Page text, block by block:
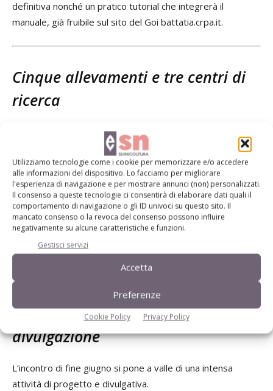
Utilizziamo tecnologie come i cookie per memorizzare e/o accedere
alle informazioni del dispositivo. Lo facciamo per migliorare
l'esperienza di navigazione e per mostrare annunci (non) personalizzati.
Il consenso a queste tecnologie ci consentirà di elaborare dati quali il
comportamento di navigazione o gli ID univoci su questo sito. Il
mancato consenso o la revoca del consenso possono influire
negativamente su alcune caratteristiche e funzioni.
Gestisci servizi
Accetta
Preferenze
Cookie Policy Privacy Policy
definitiva nonché un pratico tutorial che integrerà il
manuale, già fruibile sul sito del Goi battatia.crpa.it.
Cinque allevamenti e tre centri di
ricerca
l Gruppo operativo per l’innovazione (Goi) Battaia
(Strumenti di autocontrollo del bilancio dell'azoto per
l'applicazione delle BAT in suinicoltura), finanziato dal Piano
di sviluppo rurale 2014-2020 della Regione Emilia-
Romagna, è nato dalla partnership tra cinque allevamenti
suinicoli della provincia di Modena e Reggio Emilia
classificati in fascia rossa e arancio secondo il piano
regionale per l’aria e tre centri di ricerca: Crpa (capofila),
Crea Za e Fondazione Crpa studi ricerche.
Le tappe dell'attività di
divulgazione
L’incontro di fine giugno si pone a valle di una intensa
attività di progetto e divulgativa.